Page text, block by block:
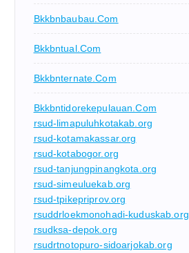
Bkkbnbaubau.com
Bkkbntual.com
Bkkbnternate.com
Bkkbntidorekepulauan.com
rsud-limapuluhkotakab.org
rsud-kotamakassar.org
rsud-kotabogor.org
rsud-tanjungpinangkota.org
rsud-simeuluekab.org
rsud-tpikepriprov.org
rsuddrloekmonohadi-kuduskab.org
rsudksa-depok.org
rsudrtnotopuro-sidoarjokab.org